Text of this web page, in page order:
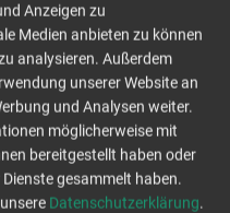
Training - immer
Dienstag 28.
Anzeigen zu
Medien anbieten zu können
analysieren. Außerdem
unserer Website an
und Analysen weiter.
möglicherweise mit
bereitgestellt haben oder
gesammelt haben.
Datenschutzerklärung.